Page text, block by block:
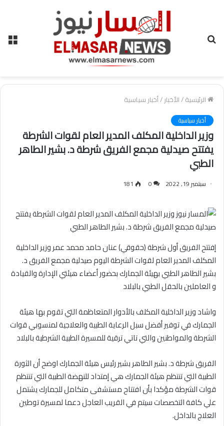
الرئيسية/الأخبار/أخبار سياسية
أخبار سياسية
وزير الداخلية المكلف المدير العام لقوات الشرطة
يفتتح صيدلية مجمع الفريق شرطة د. بشير الطاهر
الطبي
سبتمبر 19, 2022 0
181
إفتتح الفريق أول شرطة (حقوقي) عنان حامد محمد عمر وزير الداخلية
المكلف المدير العام لقوات الشرطة اليوم صيدلية مجمع الفريق د.
بشير الطاهر الطبي بهيئة الجمارك بحضور أعضاء هيئتي الإدارة والقيادة
و العاملين بالحقل الطبي بالبلاد
واشاد وزير الداخلية المكلف بالأدوار المتعاظمة التي تقوم بها هيئة
الجمارك في توفير أفضل سبل الرعاية الطبية والعلاجية لمنسوبي قوات
الشرطة والمواطنين والتي تاتي ترقية للمسيرة الطبية الشرطية بالبلاد
الفريق شرطة د. بشير الطاهر بشير رئيس هيئة الجمارك اوضح أن الثورة
الطبية التي تنتظم هيئة الجمارك هي إمتداد للنهضة الطبية التي تنتظم
قوات الشرطة مؤكدا بأن افتتاح مستشفى متكامل للجمارك يشتمل
علي كافة التخصصات سيتم في القريب العاجل دعما لمسيرة توطين
العلاج بالداخل.